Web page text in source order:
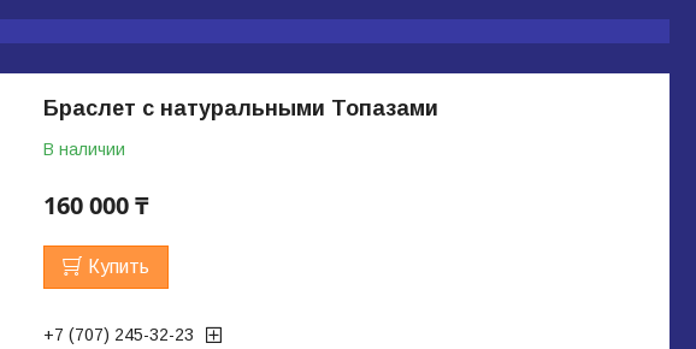
Браслет с натуральными Топазами
В наличии
160 000 ₸
Купить
+7 (707) 245-32-23